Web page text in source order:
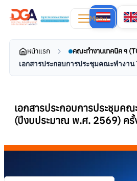
Menu
หน้าแรก คณะทำงานเทคนิค ฯ
เอกสารประกอบการประชุมคณะทำงาน
เอกสารประกอบการประชุมคณ
(ปีงบประมาณ พ.ศ. 2569) ค